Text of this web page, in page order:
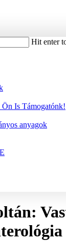
Hit enter
Is Támogatónk!
anyagok